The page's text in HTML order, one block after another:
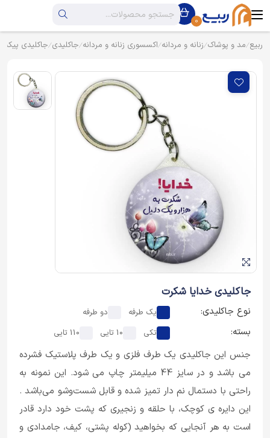
0
ربیع مد و پوشاک زنانه و مردانه اکسسوری زنانه و مردانه جاکلیدی جاکلیدی
جاکلیدی خدایا شکرت
نوع جاکلیدی: یک طرفه دو طرفه
بسته: تکی 10 تایی 110 تایی
جنس این جاکلیدی یک طرف فلزی و یک طرف پلاستیک فشرده
می باشد و در سایز 44 میلیمتر چاپ می شود. این نمونه به
راحتی با دستمال نم دار تمیز شده و قابل شست‌وشو می‌باشد .
این دایره ی کوچک، با حلقه و زنجیری که پشت خود دارد قادر
است به هر آنجایی که بخواهید (کوله پشتی، کیف، جامدادی و